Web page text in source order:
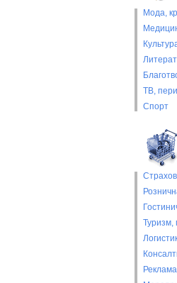
Мода,
ТВ,
Спорт
Туризм,